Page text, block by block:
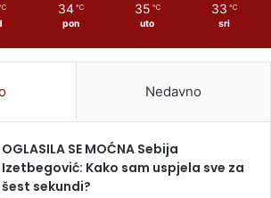
34 ℃
pon
35 ℃
uto
33 ℃
sri
Nedavno
OGLASILA SE MOĆNA Sebija
Izetbegović: Kako sam uspjela sve za
šest sekundi?